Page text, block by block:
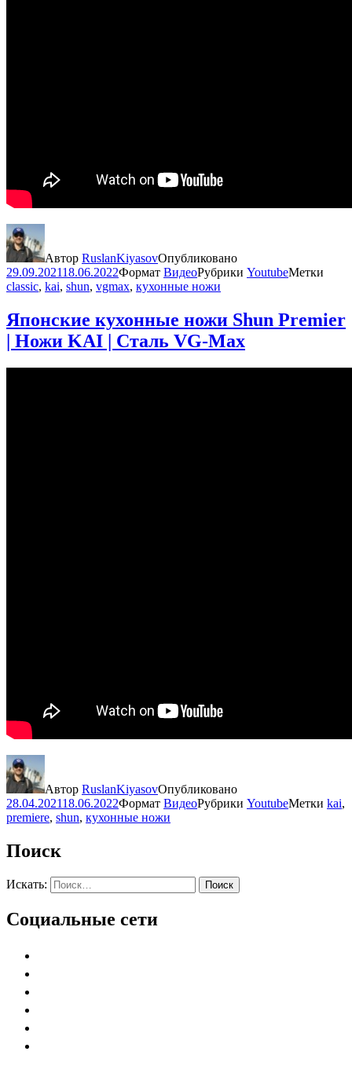
Автор RuslanKiyasovОпубликовано
29.09.202118.06.2022Формат ВидеоРубрики YoutubeМетки
classic, kai, shun, vgmax, кухонные ножи
Японские кухонные ножи Shun Premier
| Ножи KAI | Сталь VG-Max
Автор RuslanKiyasovОпубликовано
28.04.202118.06.2022Формат ВидеоРубрики YoutubeМетки kai,
premiere, shun, кухонные ножи
Поиск
Искать: Поиск
Социальные сети